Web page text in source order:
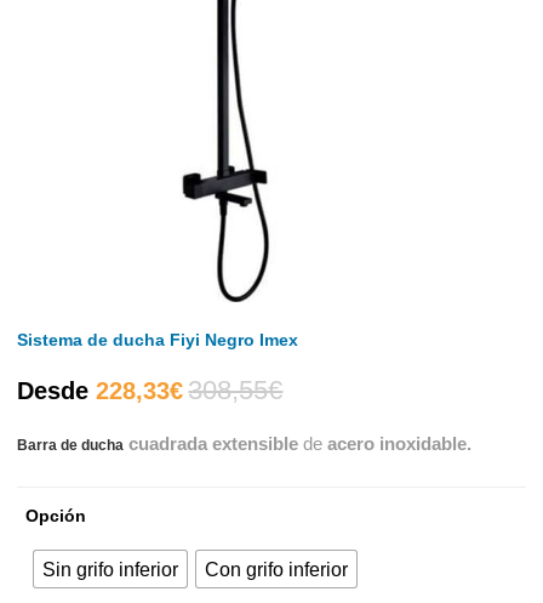
Sistema de ducha Fiyi Negro Imex
Desde 228,33€El
precio
es:
308,55€El
precio
era:
Barra de ducha cuadrada extensible deacero inoxidable.
Opción
Sin grifo inferior Con grifo inferior